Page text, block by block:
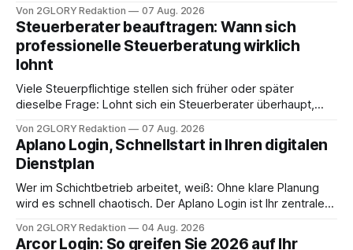
angewiesen ist, stellt sich für Familien eine schwierige
Frage: Muss die Versorgung dauerhaft in der Klinik bleiben –
oder ist ein Leben zu Hause möglich? Die außerklinische
Intensivpflege bietet genau diese Alternative: Sie
Von 2GLORY Redaktion 07 Aug. 2026
Steuerberater beauftragen: Wann sich
professionelle Steuerberatung wirklich
lohnt
Viele Steuerpflichtige stellen sich früher oder später
dieselbe Frage: Lohnt sich ein Steuerberater überhaupt,
erledigen? Die kurze Antwort: Bei einfachen
Einkommensverhältnissen reicht häufig eine Steuersoftware
aus – sobald jedoch mehrere Einkunftsarten
zusammentreffen oder größere finanzielle Veränderungen
anstehen, zahlt sich professionelle Unterstützung meist
Von 2GLORY Redaktion 07 Aug. 2026
Aplano Login, Schnellstart in Ihren digitalen
Dienstplan
Wer im Schichtbetrieb arbeitet, weiß: Ohne klare Planung
wird es schnell chaotisch. Der Aplano Login ist Ihr zentraler
abwesenheiten und die gesamte kommunikation rund um
Von 2GLORY Redaktion 04 Aug. 2026
Arcor Login: So greifen Sie 2026 auf Ihr